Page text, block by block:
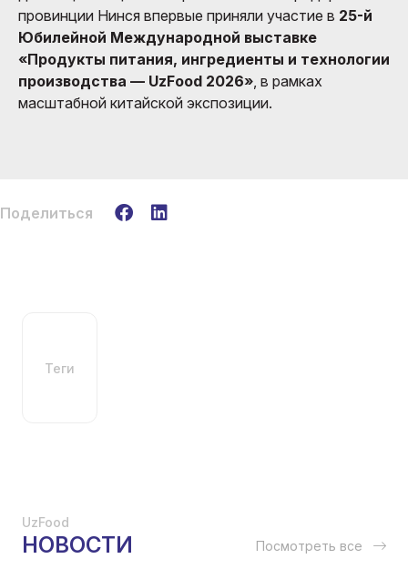
провинции Нинся впервые приняли участие в 25-й
Юбилейной Международной выставке
«Продукты питания, ингредиенты и технологии
производства — UzFood 2026» , в рамках
масштабной китайской экспозиции.
Поделиться
Теги
UzFood
НОВОСТИ Посмотреть все